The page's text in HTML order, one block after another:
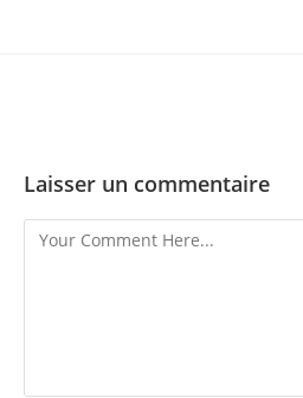
Laisser un commentaire